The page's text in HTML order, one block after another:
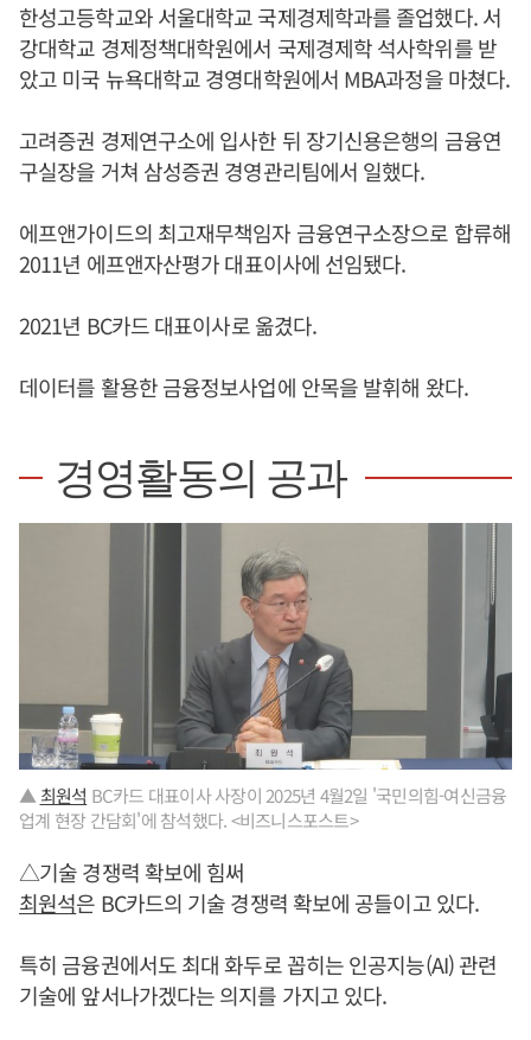
한성고등학교와 서울대학교 국제경제학과를 졸업했다. 서
강대학교 경제정책대학원에서 국제경제학 석사학위를 받
았고 미국 뉴욕대학교 경영대학원에서 MBA과정을 마쳤다.
고려증권 경제연구소에 입사한 뒤 장기신용은행의 금융연
구실장을 거쳐 삼성증권 경영관리팀에서 일했다.
에프앤가이드의 최고재무책임자 금융연구소장으로 합류해
2011년 에프앤자산평가 대표이사에 선임됐다.
2021년 BC카드 대표이사로 옮겼다.
데이터를 활용한 금융정보사업에 안목을 발휘해 왔다.
경영활동의 공과
▲ 최원석 BC카드 대표이사 사장이 2025년 4월2일 '국민의힘-여신금융
업계 현장 간담회'에 참석했다. <비즈니스포스트>
△기술 경쟁력 확보에 힘써
최원석은 BC카드의 기술 경쟁력 확보에 공들이고 있다.
특히 금융권에서도 최대 화두로 꼽히는 인공지능(AI) 관련
기술에 앞서나가겠다는 의지를 가지고 있다.